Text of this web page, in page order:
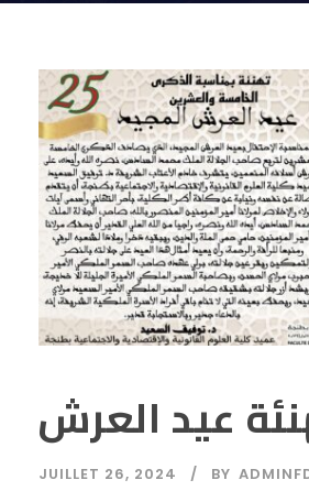
عيد العرش
JUILLET 26, 2024 BY